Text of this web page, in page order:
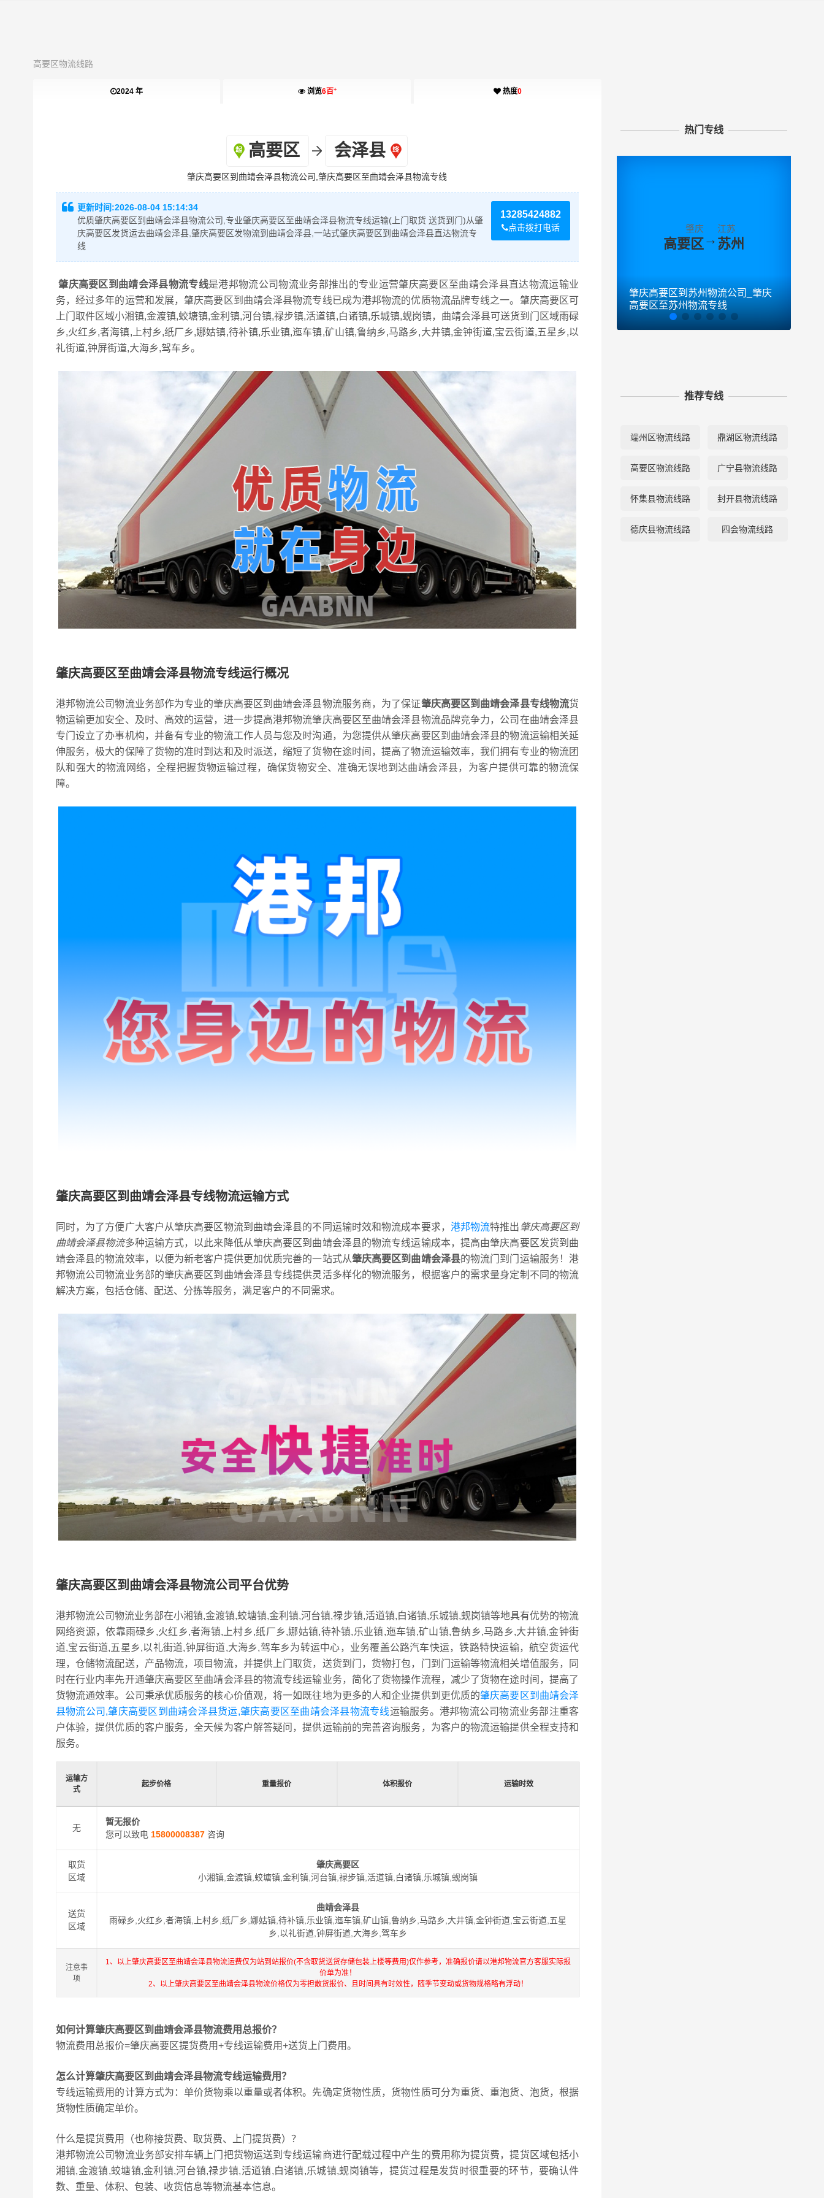
高要区物流线路
2024 年 浏览6百+ 热度0
高要区 会泽县
肇庆高要区到曲靖会泽县物流公司,肇庆高要区至曲靖会泽县物流专线
13285424882
点击拨打电话
更新时间:2026-08-04 15:14:34
优质肇庆高要区到曲靖会泽县物流公司,专业肇庆高要区至曲靖会泽县物流专线运输(上门取货 送货到门)从肇
庆高要区发货运去曲靖会泽县,肇庆高要区发物流到曲靖会泽县,一站式肇庆高要区到曲靖会泽县直达物流专
线
肇庆高要区到曲靖会泽县物流专线是港邦物流公司物流业务部推出的专业运营肇庆高要区至曲靖会泽县直达物流运输业
务，经过多年的运营和发展，肇庆高要区到曲靖会泽县物流专线已成为港邦物流的优质物流品牌专线之一。肇庆高要区可
上门取件区域小湘镇,金渡镇,蛟塘镇,金利镇,河台镇,禄步镇,活道镇,白诸镇,乐城镇,蚬岗镇，曲靖会泽县可送货到门区域雨碌
乡,火红乡,者海镇,上村乡,纸厂乡,娜姑镇,待补镇,乐业镇,迤车镇,矿山镇,鲁纳乡,马路乡,大井镇,金钟街道,宝云街道,五星乡,以
礼街道,钟屏街道,大海乡,驾车乡。
肇庆高要区至曲靖会泽县物流专线运行概况
港邦物流公司物流业务部作为专业的肇庆高要区到曲靖会泽县物流服务商，为了保证肇庆高要区到曲靖会泽县专线物流货
物运输更加安全、及时、高效的运营，进一步提高港邦物流肇庆高要区至曲靖会泽县物流品牌竞争力，公司在曲靖会泽县
专门设立了办事机构，并备有专业的物流工作人员与您及时沟通，为您提供从肇庆高要区到曲靖会泽县的物流运输相关延
伸服务，极大的保障了货物的准时到达和及时派送，缩短了货物在途时间，提高了物流运输效率，我们拥有专业的物流团
队和强大的物流网络，全程把握货物运输过程，确保货物安全、准确无误地到达曲靖会泽县，为客户提供可靠的物流保
障。
肇庆高要区到曲靖会泽县专线物流运输方式
同时，为了方便广大客户从肇庆高要区物流到曲靖会泽县的不同运输时效和物流成本要求， 港邦物流特推出 肇庆高要区到
曲靖会泽县物流多种运输方式，以此来降低从肇庆高要区到曲靖会泽县的物流专线运输成本，提高由肇庆高要区发货到曲
靖会泽县的物流效率，以便为新老客户提供更加优质完善的一站式从肇庆高要区到曲靖会泽县的物流门到门运输服务！港
邦物流公司物流业务部的肇庆高要区到曲靖会泽县专线提供灵活多样化的物流服务，根据客户的需求量身定制不同的物流
解决方案，包括仓储、配送、分拣等服务，满足客户的不同需求。
肇庆高要区到曲靖会泽县物流公司平台优势
港邦物流公司物流业务部在小湘镇,金渡镇,蛟塘镇,金利镇,河台镇,禄步镇,活道镇,白诸镇,乐城镇,蚬岗镇等地具有优势的物流
网络资源，依靠雨碌乡,火红乡,者海镇,上村乡,纸厂乡,娜姑镇,待补镇,乐业镇,迤车镇,矿山镇,鲁纳乡,马路乡,大井镇,金钟街
道,宝云街道,五星乡,以礼街道,钟屏街道,大海乡,驾车乡为转运中心，业务覆盖公路汽车快运，铁路特快运输，航空货运代
理，仓储物流配送，产品物流，项目物流，并提供上门取货，送货到门，货物打包，门到门运输等物流相关增值服务，同
时在行业内率先开通肇庆高要区至曲靖会泽县的物流专线运输业务，简化了货物操作流程，减少了货物在途时间，提高了
货物流通效率。公司秉承优质服务的核心价值观，将一如既往地为更多的人和企业提供到更优质的肇庆高要区到曲靖会泽
县物流公司,肇庆高要区到曲靖会泽县货运,肇庆高要区至曲靖会泽县物流专线运输服务。港邦物流公司物流业务部注重客
户体验，提供优质的客户服务，全天候为客户解答疑问，提供运输前的完善咨询服务，为客户的物流运输提供全程支持和
服务。
运输方
式
起步价格 重量报价 体积报价 运输时效
无
暂无报价
您可以致电 15800008387咨询
取货
区域
肇庆高要区
小湘镇,金渡镇,蛟塘镇,金利镇,河台镇,禄步镇,活道镇,白诸镇,乐城镇,蚬岗镇
送货
区域
曲靖会泽县
雨碌乡,火红乡,者海镇,上村乡,纸厂乡,娜姑镇,待补镇,乐业镇,迤车镇,矿山镇,鲁纳乡,马路乡,大井镇,金钟街道,宝云街道,五星
乡,以礼街道,钟屏街道,大海乡,驾车乡
注意事
项
1、以上肇庆高要区至曲靖会泽县物流运费仅为站到站报价(不含取货送货存储包装上楼等费用)仅作参考，准确报价请以港邦物流官方客服实际报
价单为准！
2、以上肇庆高要区至曲靖会泽县物流价格仅为零担散货报价、且时间具有时效性，随季节变动或货物规格略有浮动！
如何计算肇庆高要区到曲靖会泽县物流费用总报价？
物流费用总报价=肇庆高要区提货费用+专线运输费用+送货上门费用。
怎么计算肇庆高要区到曲靖会泽县物流专线运输费用？
专线运输费用的计算方式为：单价货物乘以重量或者体积。先确定货物性质，货物性质可分为重货、重泡货、泡货，根据
货物性质确定单价。
什么是提货费用（也称接货费、取货费、上门提货费）？
港邦物流公司物流业务部安排车辆上门把货物运送到专线运输商进行配载过程中产生的费用称为提货费，提货区域包括小
湘镇,金渡镇,蛟塘镇,金利镇,河台镇,禄步镇,活道镇,白诸镇,乐城镇,蚬岗镇等，提货过程是发货时很重要的环节，要确认件
数、重量、体积、包装、收货信息等物流基本信息。
热门专线
肇庆
高要区→
江苏
苏州
肇庆高要区到苏州物流公司_肇庆
高要区至苏州物流专线
推荐专线
端州区物流线路 鼎湖区物流线路
高要区物流线路 广宁县物流线路
怀集县物流线路 封开县物流线路
德庆县物流线路 四会物流线路